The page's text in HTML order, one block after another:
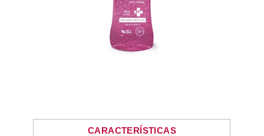
CARACTERÍSTICAS